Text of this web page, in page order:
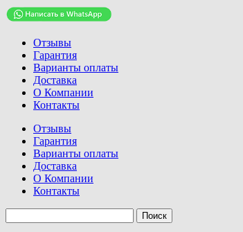
Отзывы
Гарантия
Варианты оплаты
Доставка
О Компании
Контакты
Отзывы
Гарантия
Варианты оплаты
Доставка
О Компании
Контакты